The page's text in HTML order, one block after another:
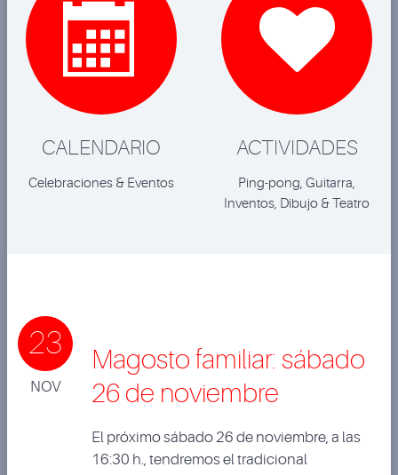

CALENDARIO
Celebraciones & Eventos

ACTIVIDADES
Ping-pong, Guitarra,
Inventos, Dibujo & Teatro
23
NOV
Magosto familiar: sábado
26 de noviembre
El próximo sábado 26 de noviembre, a las
16:30 h., tendremos el tradicional